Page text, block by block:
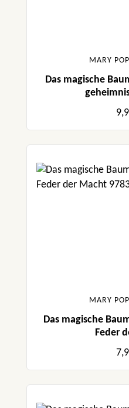
MARY
Das magische
MARY
Das magische
Feder